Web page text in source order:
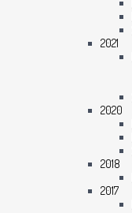
2021
2020
2018
2017